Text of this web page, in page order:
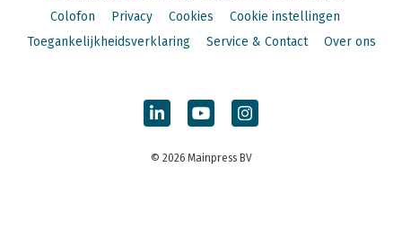
Colofon
Privacy Cookies
Cookie instellingen
Toegankelijkheidsverklaring
Service & Contact Over ons
© 2026 Mainpress BV